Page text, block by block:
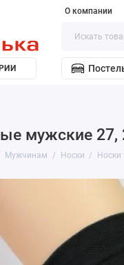
О компании
мужские 27,
Мужчинам Носки Носки